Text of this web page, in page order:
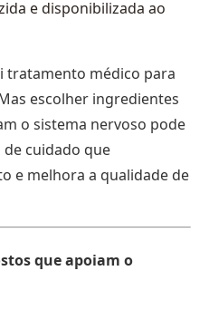
e disponibilizada ao
tratamento médico para
escolher ingredientes
o sistema nervoso pode
cuidado que
e melhora a qualidade de
que apoiam o